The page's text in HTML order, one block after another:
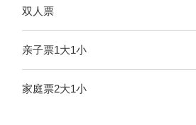
双人票
亲子票1大1小
家庭票2大1小